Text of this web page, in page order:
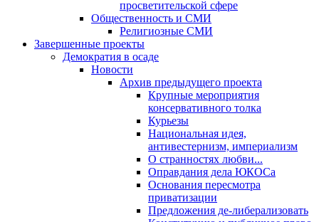
просветительской сфере
Общественность и СМИ
Религиозные СМИ
Завершенные проекты
Демократия в осаде
Новости
Архив предыдущего проекта
Крупные мероприятия
консервативного толка
Курьезы
Национальная идея,
антивестернизм, империализм
О странностях любви...
Оправдания дела ЮКОСа
Основания пересмотра
приватизации
Предложения де-либерализовать